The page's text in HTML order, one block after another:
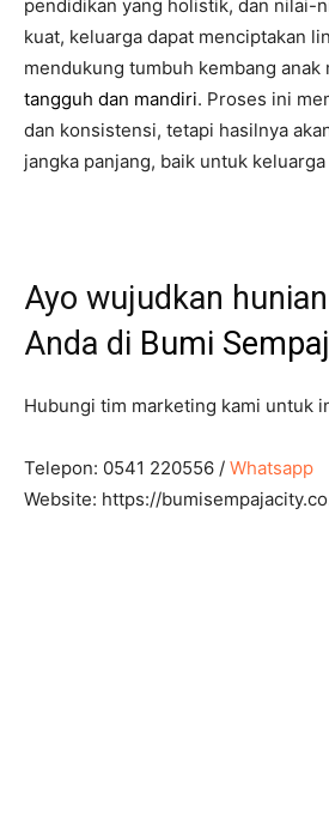
pendidikan yang holistik, dan nilai-
kuat, keluarga dapat menciptakan
mendukung tumbuh kembang anak
tangguh dan mandiri. Proses ini
dan konsistensi, tetapi hasilnya
jangka panjang, baik untuk
Ayo wujudkan
Anda di Bumi
Hubungi tim marketing kami untuk
Telepon: 0541 220556 / Whatsapp
Website: https://